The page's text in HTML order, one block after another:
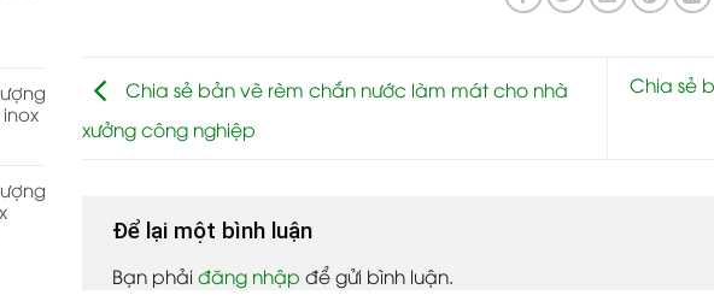
Chia sẻ bản vẽ rèm chắn nước làm mát cho nhà
xưởng công nghiệp
Chia sẻ
Để lại một bình luận
Bạn phải đăng nhập để gửi bình luận.